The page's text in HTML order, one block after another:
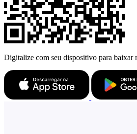
Digitalize com seu dispositivo para baixar